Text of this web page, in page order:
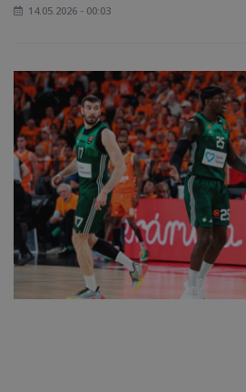
14.05.2026 - 00:03